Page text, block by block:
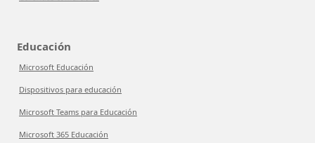
Educación
Microsoft Educación
Dispositivos para educación
Microsoft Teams para Educación
Microsoft 365 Educación